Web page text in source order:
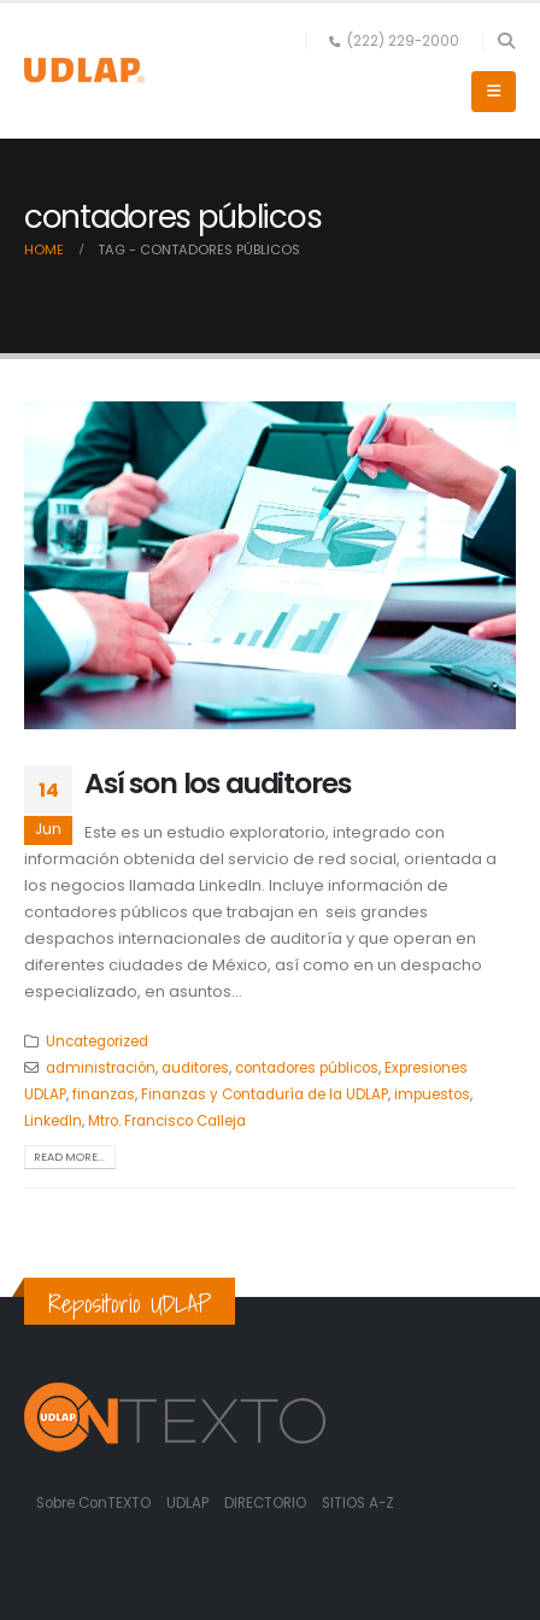
(222) 229-2000
contadores públicos
HOME TAG - CONTADORES PÚBLICOS
14
Jun
Así son los auditores
Este es un estudio exploratorio, integrado con
información obtenida del servicio de red social, orientada a
los negocios llamada Linkedln. Incluye información de
contadores públicos que trabajan en seis grandes
despachos internacionales de auditoría y que operan en
diferentes ciudades de México, así como en un despacho
especializado, en asuntos...
Uncategorized
administración,auditores,contadores públicos,Expresiones
UDLAP,finanzas,Finanzas y Contaduría de la UDLAP,impuestos,
Linkedln,Mtro. Francisco Calleja
READ MORE...
Repositorio UDLAP
Sobre ConTEXTO UDLAP DIRECTORIO SITIOS A-Z